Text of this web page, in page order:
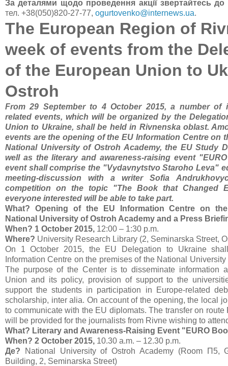
За деталями щодо проведення акції звертайтесь до
тел. +38(050)820-27-77, ogurtovenko@internews.ua.
The European Region of
week of events from the
of the European Union to
Ostroh
From 29 September to 4 October 2015, a number of
related events, which will be organized by the
Union to Ukraine, shall be held in Rivnenska oblast.
events are the opening of the EU Information Centre on
National University of Ostroh Academy, the EU Study
well as the literary and awareness-raising event
event shall comprise the "Vydavnytstvo Staroho Leva"
meeting-discussion with a writer Sofia
competition on the topic "The Book that Changed
everyone interested will be able to take part.
What?
Opening of the EU Information Centre on
National University of Ostroh Academy and a Press
When? 1 October 2015, 12:00 – 1:30 p.m.
Where? University Research Library (2, Seminarska Street,
On 1 October 2015, the EU Delegation to Ukraine
Information Centre on the premises of the National
The purpose of the Center is to disseminate information
Union and its policy, provision of support to the
support the students in participation in Europe-related
scholarship, inter alia. On account of the opening, the local
to communicate with the EU diplomats. The transfer on route
will be provided for the journalists from Rivne wishing to
What? Literary and Awareness-Raising Event "EURO
When? 2 October 2015, 10.30 a.m. – 12.30 p.m.
Де? National University of Ostroh Academy (Room П5,
Building, 2, Seminarska Street)